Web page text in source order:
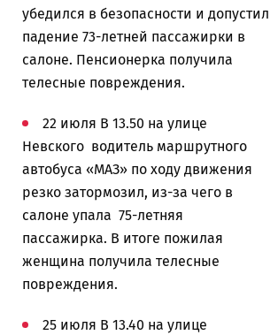
убедился в безопасности и допустил
падение 73-летней пассажирки в
салоне. Пенсионерка получила
телесные повреждения.
22 июля В 13.50 на улице
Невского водитель маршрутного
автобуса «МАЗ» по ходу движения
резко затормозил, из-за чего в
салоне упала 75-летняя
пассажирка. В итоге пожилая
женщина получила телесные
повреждения.
25 июля В 13.40 на улице